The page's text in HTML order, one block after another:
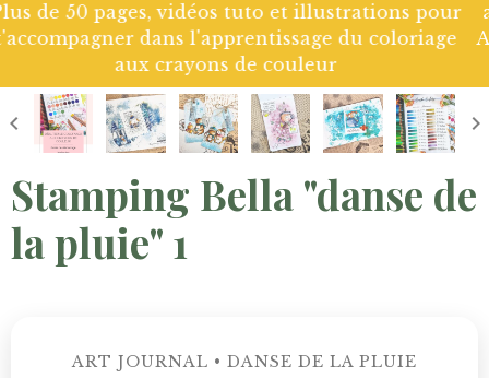
and Flowers. Colorisation à l'aquarelle artisanale
Atelier couleur Grenadine. Retrouve le tuto Vidéo
complet en cliquant sur le lien
Stamping Bella "danse de
la pluie" 1
ART JOURNAL • DANSE DE LA PLUIE